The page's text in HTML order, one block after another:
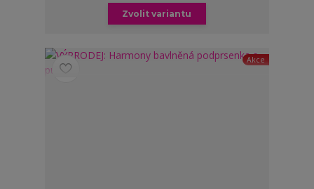
Zvolit variantu
Akce